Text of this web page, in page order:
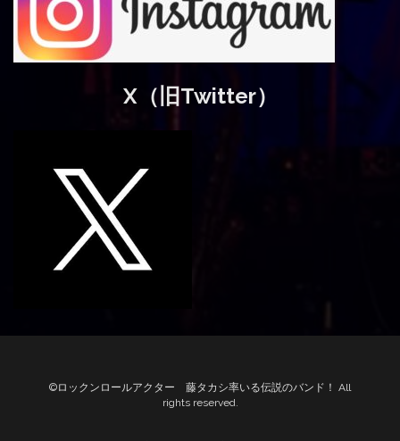
X（旧Twitter）
©ロックンロールアクター 藤タカシ率いる伝説のバンド！ All
rights reserved.